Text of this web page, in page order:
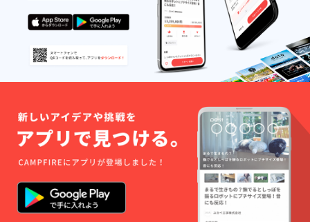
ていま
す。 ※
クール
便送料
が含ま
れてお
りま
す。